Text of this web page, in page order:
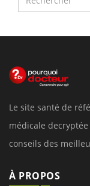
Le site santé de
médicale
conseils des
À PROPOS